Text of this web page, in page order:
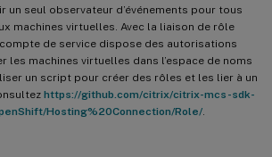
un seul observateur d’événements pour tous
machines virtuelles. Avec la liaison de rôle
compte de service dispose des autorisations
les machines virtuelles dans l’espace de noms
un script pour créer des rôles et les lier à un
https://github.com/citrix/citrix-mcs-sdk-
Hosting%20Connection/Role/